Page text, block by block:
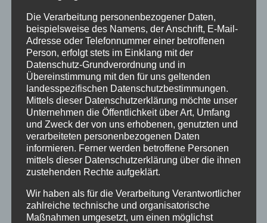
Oberstdorfer Naturgenuss
vonHausPartale|Sep. 1, 2017|Allgäu,Allgemein,
Oberstdorf
vom 23.09. bis 29.10.2017 Die Natur in
Oberstdorf und seinen Tälern bietet eine
im Herbst ist nicht nur die Berg und
Pflanzenwelt äußerst reizvoll. Viele andere
Die Verarbeitung personenbezogener Daten,
beispielsweise des Namens, der Anschrift, E-Mail-
Adresse oder Telefonnummer einer betroffenen
Person, erfolgt stets im Einklang mit der
Datenschutz-Grundverordnung und in
Übereinstimmung mit den für uns geltenden
landesspezifischen Datenschutzbestimmungen.
Mittels dieser Datenschutzerklärung möchte unser
Unternehmen die Öffentlichkeit über Art, Umfang
und Zweck der von uns erhobenen, genutzten und
verarbeiteten personenbezogenen Daten
informieren. Ferner werden betroffene Personen
mittels dieser Datenschutzerklärung über die ihnen
zustehenden Rechte aufgeklärt.
Wir haben als für die Verarbeitung Verantwortlicher
zahlreiche technische und organisatorische
Maßnahmen umgesetzt, um einen möglichst